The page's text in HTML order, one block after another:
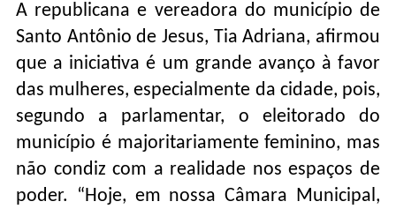
A republicana e vereadora do município de
Santo Antônio de Jesus, Tia Adriana, afirmou
que a iniciativa é um grande avanço à favor
das mulheres, especialmente da cidade, pois,
segundo a parlamentar, o eleitorado do
município é majoritariamente feminino, mas
não condiz com a realidade nos espaços de
poder. “Hoje, em nossa Câmara Municipal,